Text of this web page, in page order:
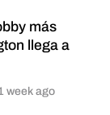
más
llega a
week ago